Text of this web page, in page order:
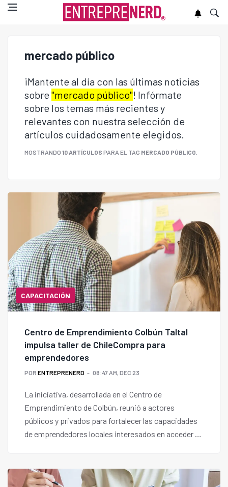
mercado público
¡Mantente al día con las últimas noticias
sobre "mercado público"! Infórmate
sobre los temas más recientes y
relevantes con nuestra selección de
artículos cuidadosamente elegidos.
MOSTRANDO 10 ARTÍCULOS PARA EL TAG MERCADO PÚBLICO
CAPACITACIÓN
Centro de Emprendimiento Colbún Taltal
impulsa taller de ChileCompra para
emprendedores
POR ENTREPRENERD 08:47 AM, DEC 23
La iniciativa, desarrollada en el Centro de
Emprendimiento de Colbún, reunió a actores
públicos y privados para fortalecer las capacidades
de emprendedores locales interesados en acceder al